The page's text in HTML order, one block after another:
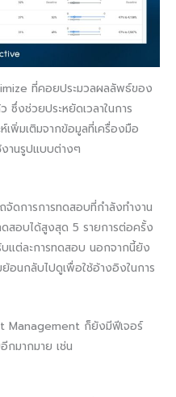
ที่คอยประมวลผลลัพธ์ของ
ซึ่งช่วยประหยัดเวลาในการ
เพิ่มเติมจากข้อมูลที่เครื่องมือ
งานรูปแบบต่างๆ
ดการการทดสอบที่กำลังทำงาน
สอบได้สูงสุด 5 รายการต่อครั้ง
แต่ละการทดสอบ นอกจากนี้ยัง
อนกลับไปดูเพื่อใช้อ้างอิงในการ
Management ก็ยังมีฟีเจอร์
กมากมาย เช่น